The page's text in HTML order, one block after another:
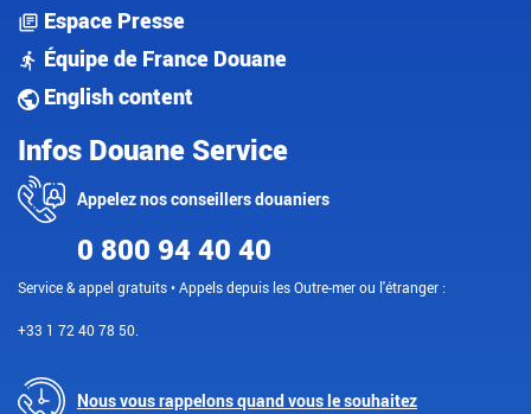
Espace Presse
Équipe de France Douane
English content
Infos Douane Service
Appelez nos conseillers douaniers
0 800 94 40 40
Service & appel gratuits • Appels depuis les Outre-mer ou l'étranger :
+33 1 72 40 78 50.
Nous vous rappelons quand vous le souhaitez